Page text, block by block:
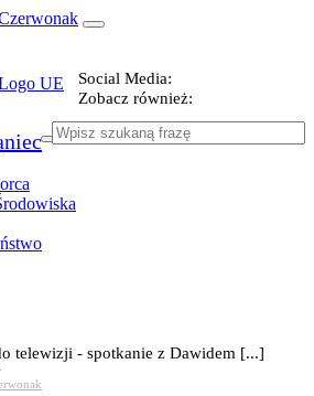
Social Media:
Zobacz również:
telewizji - spotkanie z Dawidem [...]